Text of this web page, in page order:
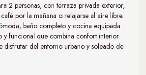
2 personas, con terraza privada exterior,
por la mañana o relajarse al aire libre.
baño completo y cocina equipada.
y funcional que combina confort interior
disfrutar del entorno urbano y soleado de